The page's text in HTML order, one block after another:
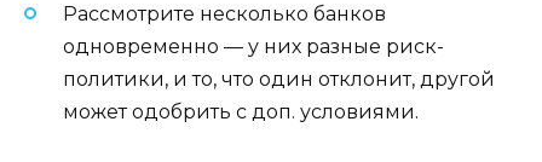
Рассмотрите несколько банков
одновременно — у них разные риск-
политики, и то, что один отклонит, другой
может одобрить с доп. условиями.